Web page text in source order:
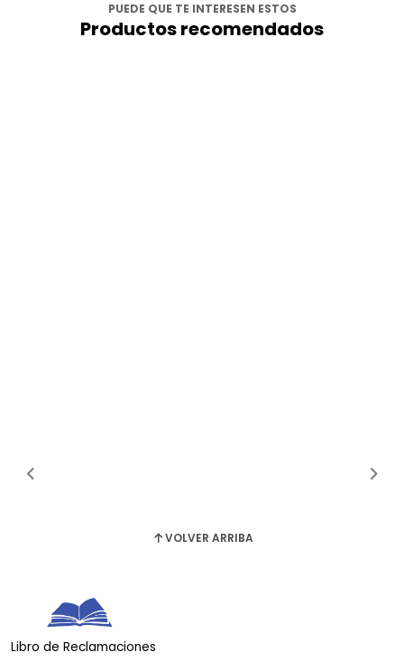
PUEDE QUE TE INTERESEN ESTOS
Productos recomendados
VOLVER ARRIBA
Libro de Reclamaciones